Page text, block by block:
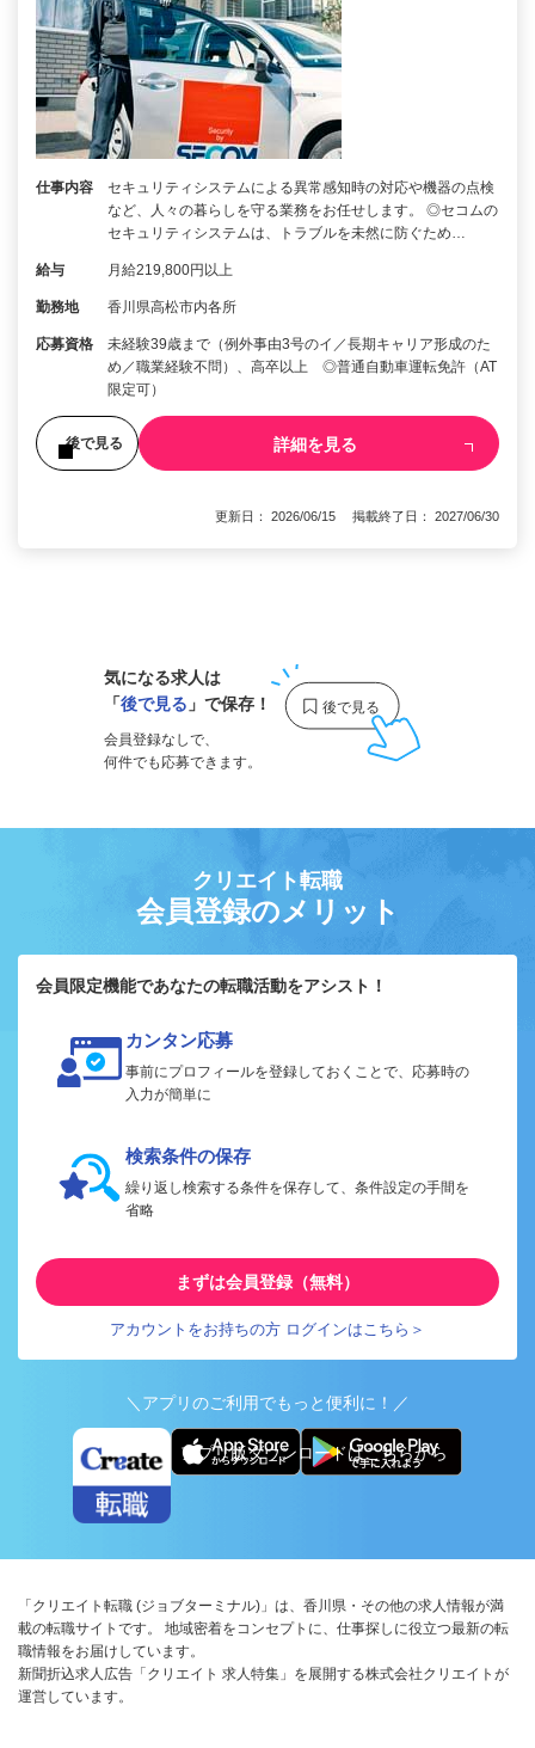
仕事内容
セキュリティシステムによる異常感知時の対応や機器の点検
など、人々の暮らしを守る業務をお任せします。 ◎セコムの
セキュリティシステムは、トラブルを未然に防ぐため…
給与 月給219,800円以上
勤務地 香川県高松市内各所
応募資格
未経験39歳まで（例外事由3号のイ／長期キャリア形成のた
め／職業経験不問）、高卒以上 ◎普通自動車運転免許（AT
限定可）
後で見る 詳細を見る
更新日： 2026/06/15 掲載終了日： 2027/06/30
気になる求人は
「後で見る 」で保存！
会員登録なしで、
何件でも応募できます。
クリエイト転職
会員登録のメリット
会員限定機能であなたの転職活動をアシスト！
カンタン応募
事前にプロフィールを登録しておくことで、応募時の
入力が簡単に
検索条件の保存
繰り返し検索する条件を保存して、条件設定の手間を
省略
まずは会員登録（無料）
アカウントをお持ちの方 ログインはこちら＞
＼アプリのご利用でもっと便利に！／
アプリ版ダウンロードはこちらから
「クリエイト転職 (ジョブターミナル)」は、香川県・その他の求人情報が満
載の転職サイトです。 地域密着をコンセプトに、仕事探しに役立つ最新の転
職情報をお届けしています。
新聞折込求人広告「クリエイト 求人特集」を展開する株式会社クリエイトが
運営しています。